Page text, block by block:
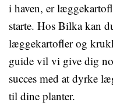
i haven, er
starte. Hos Bilka kan
læggekartofler og
guide vil vi give dig
succes med at dyrke
til dine planter.